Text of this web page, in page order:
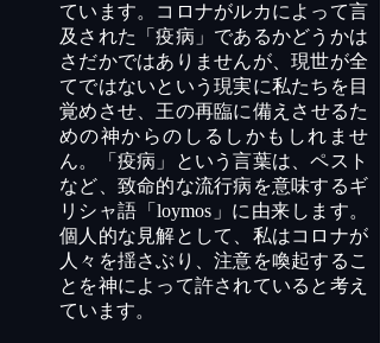
ています。コロナがルカによって言
及された「疫病」であるかどうかは
さだかではあり ませんが、現世が全
てではないという現実に私たちを目
覚めさせ、王の再臨に備え させるた
めの神からのしるしかもしれませ
ん。「疫病」という言葉は、ペスト
など、致命的な流行病を意味するギ
リシャ語 「loymos」 に由来します。
個人 的な 見解として、私はコロナが
人々を揺さぶり、注意を喚起するこ
と を神によって許されていると考え
ています。